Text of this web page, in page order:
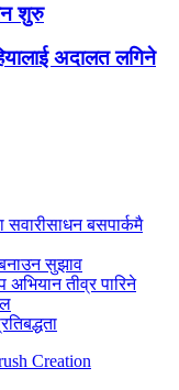
शुरु
अदालत लगिने
सवारीसाधन बसपार्कमै
सुझाव
अभियान तीव्र पारिने
Creation